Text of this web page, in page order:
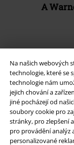
Na našich webových
technologie, které se
technologie nám
jejich chování a
jiné pocházejí od
soubory cookie pro
stránky, pro zlepšení
pro provádění analýz
personalizované
A